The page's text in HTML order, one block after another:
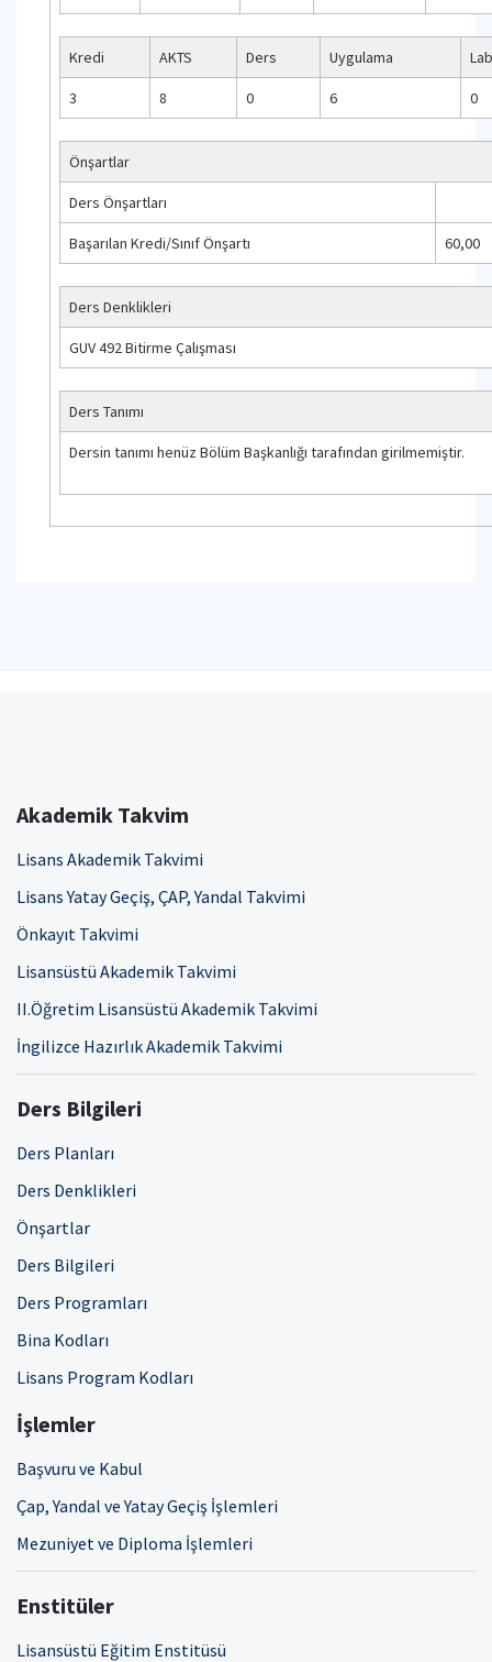
Kredi AKTS Ders Uygulama
3 8 0 6 0
Önşartlar
Ders Önşartları
Başarılan Kredi/Sınıf Önşartı 60,00
Ders Denklikleri
GUV 492 Bitirme Çalışması
Ders Tanımı
Dersin tanımı henüz Bölüm Başkanlığı tarafından girilmemiştir.
Akademik Takvim
Lisans Akademik Takvimi
Lisans Yatay Geçiş, ÇAP, Yandal Takvimi
Önkayıt Takvimi
Lisansüstü Akademik Takvimi
II.Öğretim Lisansüstü Akademik Takvimi
İngilizce Hazırlık Akademik Takvimi
Ders Bilgileri
Ders Planları
Ders Denklikleri
Önşartlar
Ders Bilgileri
Ders Programları
Bina Kodları
Lisans Program Kodları
İşlemler
Başvuru ve Kabul
Çap, Yandal ve Yatay Geçiş İşlemleri
Mezuniyet ve Diploma İşlemleri
Enstitüler
Lisansüstü Eğitim Enstitüsü